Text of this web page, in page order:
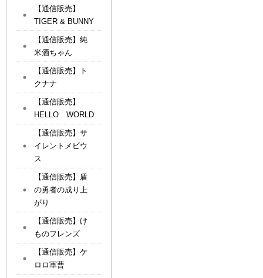
【通信販売】
TIGER & BUNNY
【通信販売】純
米酒ちゃん
【通信販売】ト
クナナ
【通信販売】
HELLO WORLD
【通信販売】サ
イレントメビウ
ス
【通信販売】盾
の勇者の成り上
がり
【通信販売】け
ものフレンズ
【通信販売】ケ
ロロ軍曹